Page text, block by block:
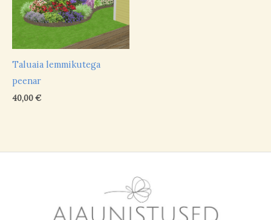
Taluaia lemmikutega
peenar
40,00€